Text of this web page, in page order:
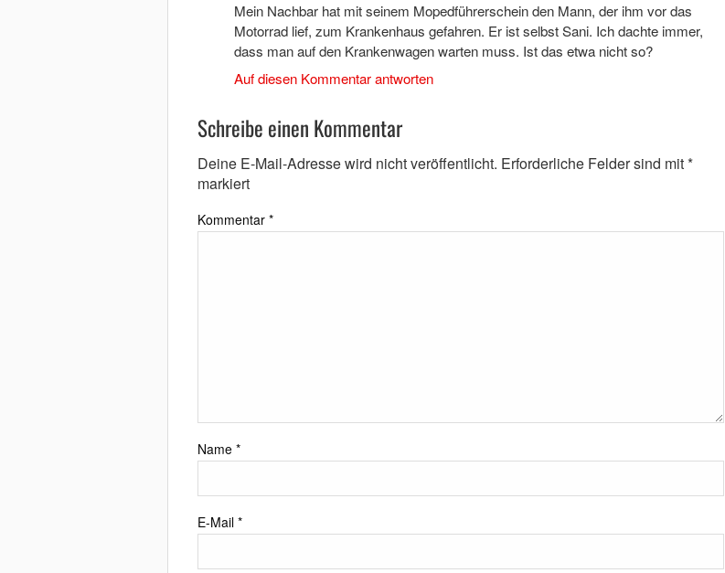
Mein Nachbar hat mit seinem Mopedführerschein den Mann, der ihm vor das
Motorrad lief, zum Krankenhaus gefahren. Er ist selbst Sani. Ich dachte immer,
dass man auf den Krankenwagen warten muss. Ist das etwa nicht so?
Auf diesen Kommentar antworten
Schreibe einen Kommentar
Deine E-Mail-Adresse wird nicht veröffentlicht. Erforderliche Felder sind mit*
markiert
Kommentar *
Name *
E-Mail *